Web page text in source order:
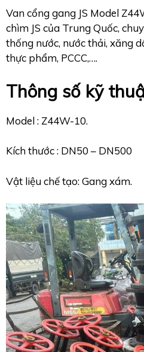
Van cổng gang JS Model
chìm JS của Trung Quốc,
thống nước, nước thải, xăng
thực phẩm, PCCC,….
Thông số kỹ
Model : Z44W-10.
Kích thước : DN50 – DN500
Vật liệu chế tạo: Gang xám.